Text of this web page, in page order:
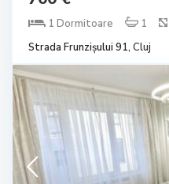
1 Dormitoare 1
Strada Frunzișului 91, Cluj